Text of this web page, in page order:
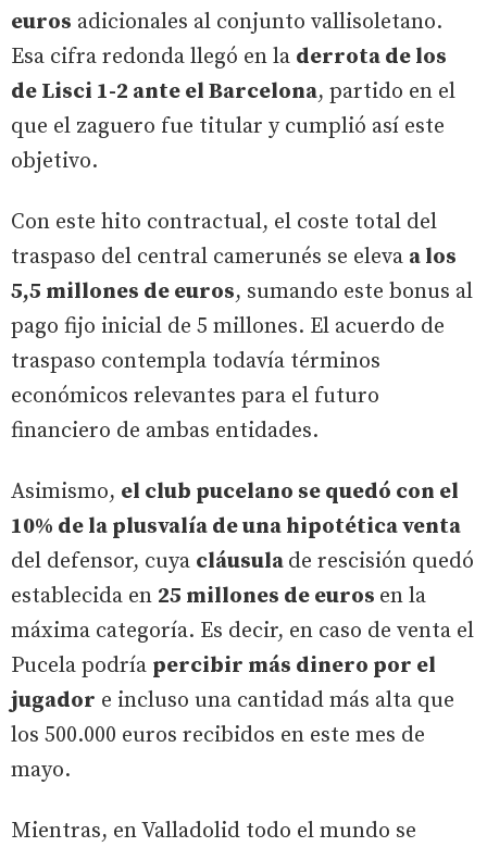
euros adicionales al conjunto vallisoletano.
Esa cifra redonda llegó en la derrota de los
de Lisci 1-2 ante el Barcelona, partido en el
que el zaguero fue titular y cumplió así este
objetivo.
Con este hito contractual, el coste total del
traspaso del central camerunés se eleva a los
5,5 millones de euros, sumando este bonus al
pago fijo inicial de 5 millones. El acuerdo de
traspaso contempla todavía términos
económicos relevantes para el futuro
financiero de ambas entidades.
Asimismo, el club pucelano se quedó con el
10% de la plusvalía de una hipotética venta
del defensor, cuya cláusula de rescisión quedó
establecida en 25 millones de euros en la
máxima categoría. Es decir, en caso de venta el
Pucela podría percibir más dinero por el
jugador e incluso una cantidad más alta que
los 500.000 euros recibidos en este mes de
mayo.
Mientras, en Valladolid todo el mundo se